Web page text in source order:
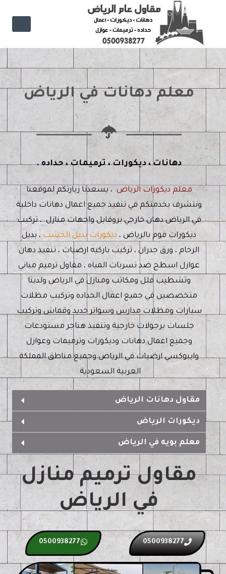
معلم دهانات في الرياض
دهانات ، ديكورات ، ترميمات ، حداده .
معلم ديكورات الرياض ، يسعدنا زيارتكم لموقعنا
ونتشرف بخدمتكم في تنفيذ جميع اعمال دهانات داخلية
في الرياض دهان خارجي بروفايل واجهات منازل ، تركيب
ديكورات فوم بالرياض ، ديكورات بديل الخشب ، بديل
الرخام ، ورق جدران ، تركيب باركيه ارضيات ، تنفيذ دهان
عوازل اسطح ضد تسربات المياه ، مقاول ترميم مباني
وتشطيب فلل ومكاتب ومنازل في الرياض ولدينا
متخصصين في جميع اعمال الحداده وتركيب مظلات
سيارات ومظلات مدارس وسواتر حديد وقماش وتركيب
جلسات برجولات خارجية وتنفيذ هناجر مستودعات
وجميع اعمال دهانات وديكورات وترميمات وعوازل
وايبوكسي ارضيات في الرياض وجميع مناطق المملكة
العربية السعودية.
مقاول دهانات الرياض
ديكورات الرياض
معلم بويه في الرياض
مقاول ترميم منازل
في الرياض
0500938277
0500938277